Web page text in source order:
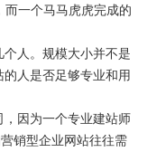
而一个马马虎虎完成的
人。规模大小并不是
人是否足够专业和用
因为一个专业建站师
销型企业网站往往需